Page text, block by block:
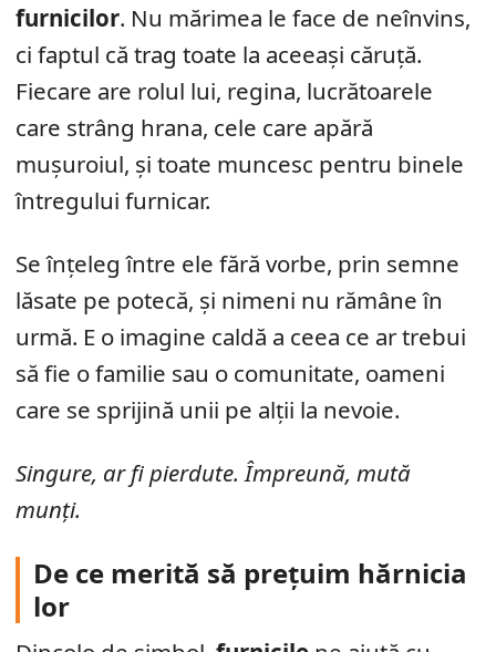
furnicilor. Nu mărimea le face de neînvins,
ci faptul că trag toate la aceeași căruță.
Fiecare are rolul lui, regina, lucrătoarele
care strâng hrana, cele care apără
mușuroiul, și toate muncesc pentru binele
întregului furnicar.
Se înțeleg între ele fără vorbe, prin semne
lăsate pe potecă, și nimeni nu rămâne în
urmă. E o imagine caldă a ceea ce ar trebui
să fie o familie sau o comunitate, oameni
care se sprijină unii pe alții la nevoie.
Singure, ar fi pierdute. Împreună, mută
munți.
De ce merită să prețuim hărnicia
lor